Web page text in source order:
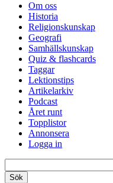
Om oss
Historia
Religionskunskap
Geografi
Samhällskunskap
Quiz & flashcards
Taggar
Lektionstips
Artikelarkiv
Podcast
Året runt
Topplistor
Annonsera
Logga in